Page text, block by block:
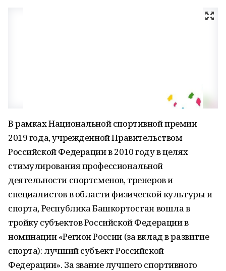
В рамках Национальной спортивной премии
2019 года, учрежденной Правительством
Российской Федерации в 2010 году в целях
стимулирования профессиональной
деятельности спортсменов, тренеров и
специалистов в области физической культуры и
спорта, Республика Башкортостан вошла в
тройку субъектов Российской Федерации в
номинации «Регион России (за вклад в развитие
спорта): лучший субъект Российской
Федерации». За звание лучшего спортивного